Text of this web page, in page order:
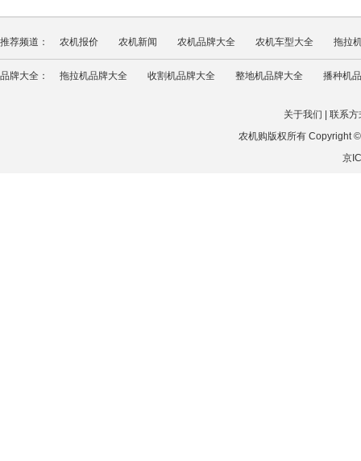
推荐频道： 农机报价 农机新闻 农机品牌大全 农机车型大全 拖拉
品牌大全： 拖拉机品牌大全 收割机品牌大全 整地机品牌大全 播种机
关于我们
联系方
农机购版权所有 Copyright
京